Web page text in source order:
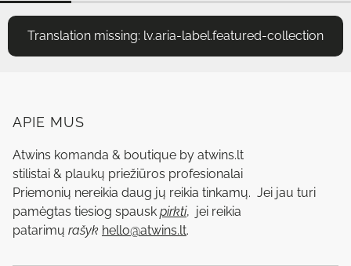
Translation missing: lv.aria-label.featured-collection
APIE MUS
Atwins komanda & boutique by atwins.lt
stilistai & plaukų priežiūros profesionalai
Priemonių nereikia daug jų reikia tinkamų. Jei jau turi
pamėgtas tiesiog spausk pirkti, jei reikia
patarimų rašyk hello@atwins.lt.